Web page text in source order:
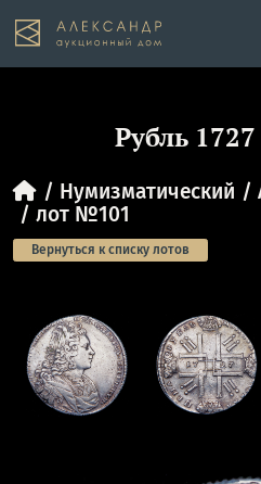
Рубль
Нумизматический
лот №101
Вернуться к списку лотов